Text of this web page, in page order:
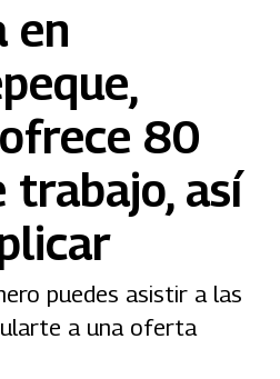
en
80
trabajo, así
puedes asistir a las
a una oferta